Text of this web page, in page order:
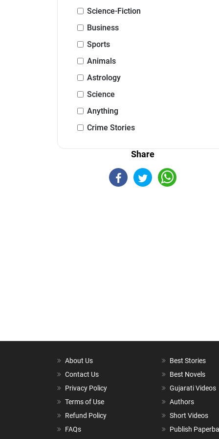
Science-Fiction
Business
Sports
Animals
Astrology
Science
Anything
Crime Stories
Share
About Us
Contact Us
Privacy Policy
Terms of Use
Refund Policy
FAQs
Best Stories
Best Novels
Gujarati Videos
Authors
Short Videos
Publish